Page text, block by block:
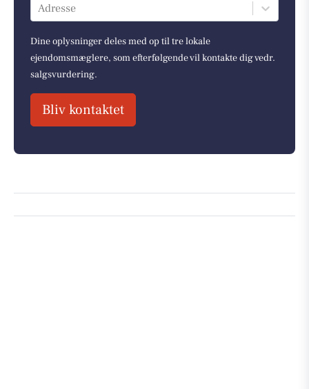
Adresse
Dine oplysninger deles med op til tre lokale
ejendomsmæglere, som efterfølgende vil kontakte dig vedr.
salgsvurdering.
Bliv kontaktet